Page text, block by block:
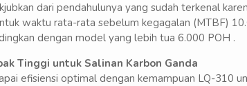
dari pendahulunya yang sudah terkenal
waktu rata-rata sebelum kegagalan (MTBF)
dengan model yang lebih tua 6.000 POH .
Tinggi untuk Salinan Karbon Ganda
efisiensi optimal dengan kemampuan LQ-310